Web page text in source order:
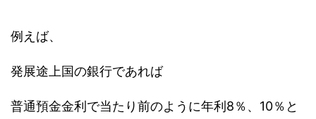
例えば、
発展途上国の銀行であれば
普通預金金利で当たり前のように年利8％、10％と